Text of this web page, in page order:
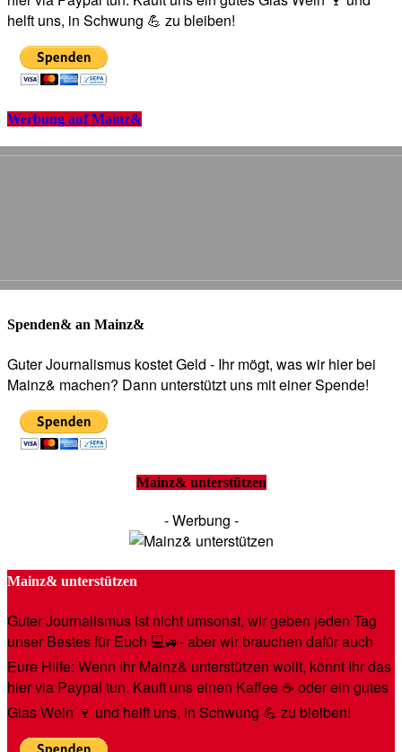
helft uns, in Schwung 💪 zu bleiben!
Werbung auf Mainz&
Spenden& an Mainz&
Guter Journalismus kostet Geld - Ihr mögt, was wir hier bei
Mainz& machen? Dann unterstützt uns mit einer Spende!
Mainz& unterstützen
- Werbung -
Mainz& unterstützen
Guter Journalismus ist nicht umsonst, wir geben jeden Tag
unser Bestes für Euch 💻🚙- aber wir brauchen dafür auch
Eure Hilfe: Wenn Ihr Mainz& unterstützen wollt, könnt Ihr das
hier via Paypal tun. Kauft uns einen Kaffee ☕️ oder ein gutes
Glas Wein 🍷 und helft uns, in Schwung 💪 zu bleiben!